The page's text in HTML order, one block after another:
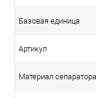
Базовая единица
Артикул
Материал сепаратора